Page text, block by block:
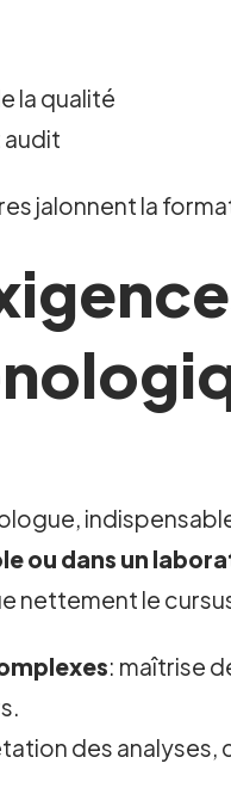
la qualité
audit
jalonnent la
ou dans un
nettement le
: maîtrise
des